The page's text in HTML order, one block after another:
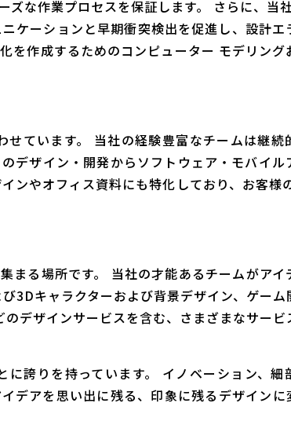
な作業プロセスを保証します。 さらに、当
ケーションと早期衝突検出を促進し、設計エ
を作成するためのコンピューター モデリング
ています。 当社の経験豊富なチームは継続
デザイン・開発からソフトウェア・モバイル
ンやオフィス資料にも特化しており、お客様
る場所です。 当社の才能あるチームがアイ
3Dキャラクターおよび背景デザイン、ゲーム
デザインサービスを含む、さまざまなサービ
誇りを持っています。 イノベーション、細
デアを思い出に残る、印象に残るデザインに